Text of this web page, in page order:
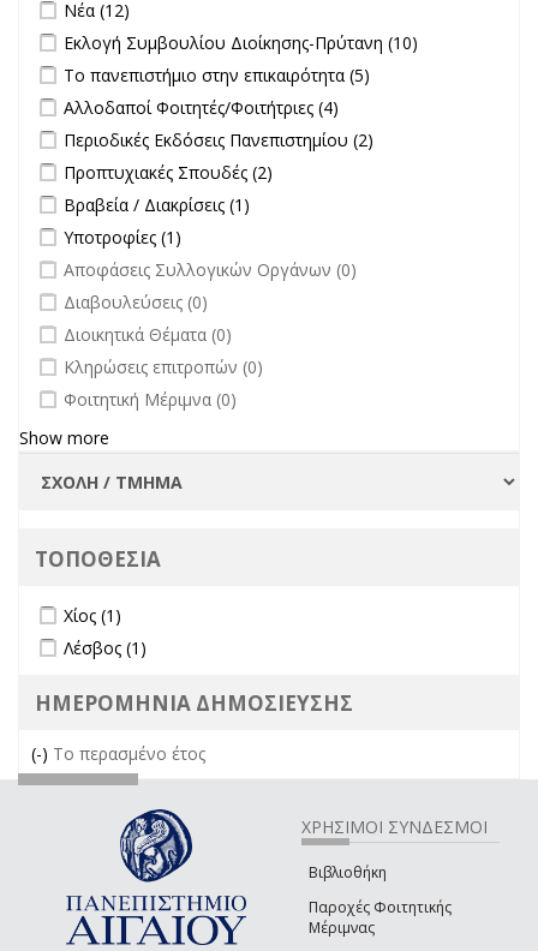
Apply Νέα filter
Νέα (12)
Apply Εκλογή Συμβουλίου Διοίκησης-Πρύτανη filter
Εκλογή Συμβουλίου Διοίκησης-Πρύτανη (10)
Apply Το πανεπιστήμιο στην επικαιρότητα filter
Το πανεπιστήμιο στην επικαιρότητα (5)
Apply Αλλοδαποί Φοιτητές/Φοιτήτριες filter
Αλλοδαποί Φοιτητές/Φοιτήτριες (4)
filter
Apply Περιοδικές Εκδόσεις Πανεπιστημίου filter
Περιοδικές Εκδόσεις Πανεπιστημίου (2)
Apply Προπτυχιακές Σπουδές filter
Προπτυχιακές Σπουδές (2)
Apply Βραβεία / Διακρίσεις filter
Βραβεία / Διακρίσεις (1)
Apply Υποτροφίες filter
Υποτροφίες (1)
undefined
Αποφάσεις Συλλογικών Οργάνων (0)
undefined
Διαβουλεύσεις (0)
undefined
Διοικητικά Θέματα (0)
undefined
Κληρώσεις επιτροπών (0)
undefined
Φοιτητική Μέριμνα (0)
Show more
ΤΟΠΟΘΕΣΙΑ
Apply Χίος filter
Χίος (1)
Apply Λέσβος filter
Λέσβος (1)
ΗΜΕΡΟΜΗΝΙΑ ΔΗΜΟΣΙΕΥΣΗΣ
(-) Remove Το περασμένο έτος filter
Το περασμένο έτος
ΧΡΗΣΙΜΟΙ ΣΥΝΔΕΣΜΟΙ
Βιβλιοθήκη
Παροχές Φοιτητικής
Μέριμνας